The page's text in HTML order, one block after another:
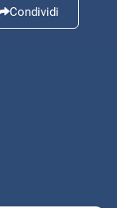
Condividi